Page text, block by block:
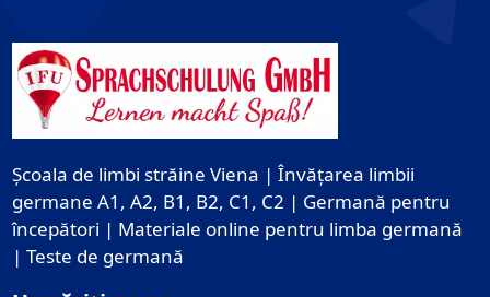
Școala de limbi străine Viena | Învățarea limbii
germane A1, A2, B1, B2, C1, C2 | Germană pentru
începători | Materiale online pentru limba germană
| Teste de germană